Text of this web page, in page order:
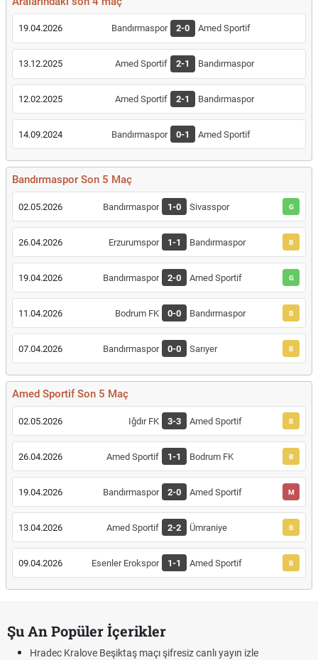
19.04.2026 Bandırmaspor 2-0 Amed Sportif
13.12.2025 Amed Sportif 2-1 Bandırmaspor
12.02.2025 Amed Sportif 2-1 Bandırmaspor
14.09.2024 Bandırmaspor 0-1 Amed Sportif
Bandırmaspor Son 5 Maç
02.05.2026 Bandırmaspor 1-0 Sivasspor G
26.04.2026 Erzurumspor 1-1 Bandırmaspor B
19.04.2026 Bandırmaspor 2-0 Amed Sportif G
11.04.2026 Bodrum FK 0-0 Bandırmaspor B
07.04.2026 Bandırmaspor 0-0 Sarıyer B
Amed Sportif Son 5 Maç
02.05.2026 Iğdır FK 3-3 Amed Sportif B
26.04.2026 Amed Sportif 1-1 Bodrum FK B
19.04.2026 Bandırmaspor 2-0 Amed Sportif M
13.04.2026 Amed Sportif 2-2 Ümraniye B
09.04.2026 Esenler Erokspor 1-1 Amed Sportif B
Şu An Popüler İçerikler
Hradec Kralove Beşiktaş maçı şifresiz canlı yayın izle